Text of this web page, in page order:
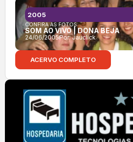
CONFIRA AS FOTOS:
SOM AO VIVO | DONA BEJA
24/06/2005Por:Jauclick
2005
ACERVO COMPLETO